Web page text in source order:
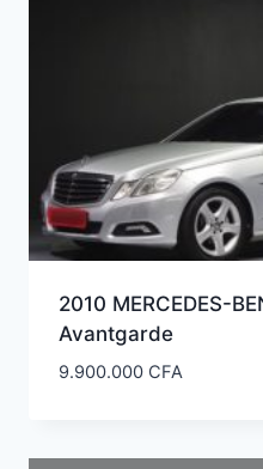
2010 MERCEDES-
Avantgarde
9.900.000 CFA